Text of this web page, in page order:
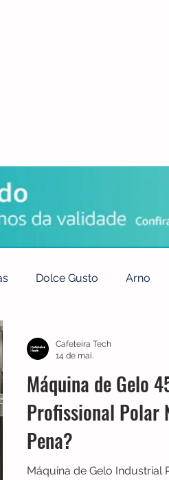
Dolce Gusto Arno
Filtros Britânia Echo
de fazer pão
Máquina de Gelo
Profissional Polar
Pena?
Máquina de Gelo Industrial
Cafeteira Tech
14 de mai.